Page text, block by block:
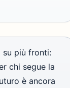
su più fronti:
chi segue la
è ancora